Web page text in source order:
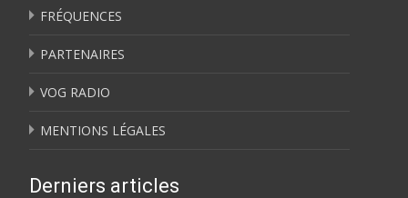
FRÉQUENCES
PARTENAIRES
VOG RADIO
MENTIONS LÉGALES
Derniers articles